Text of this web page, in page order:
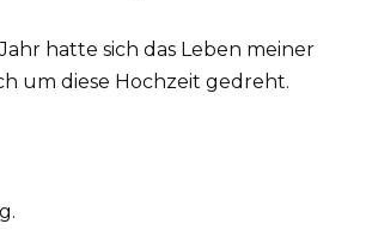
hatte sich das Leben meiner
um diese Hochzeit gedreht.